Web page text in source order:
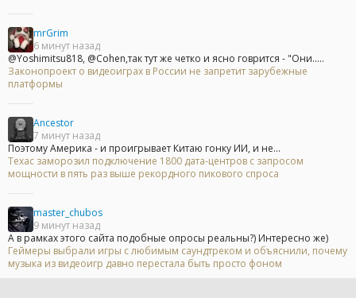
mrGrim
6 минут назад
@Yoshimitsu818, @Cohen,так тут же четко и ясно говрится - "Они.....
Законопроект о видеоиграх в России не запретит зарубежные
платформы
Ancestor
7 минут назад
Поэтому Америка - и проигрывает Китаю гонку ИИ, и не...
Техас заморозил подключение 1800 дата-центров с запросом
мощности в пять раз выше рекордного пикового спроса
master_chubos
9 минут назад
А в рамках этого сайта подобные опросы реальны?) Интересно же)
Геймеры выбрали игры с любимым саундтреком и объяснили, почему
музыка из видеоигр давно перестала быть просто фоном